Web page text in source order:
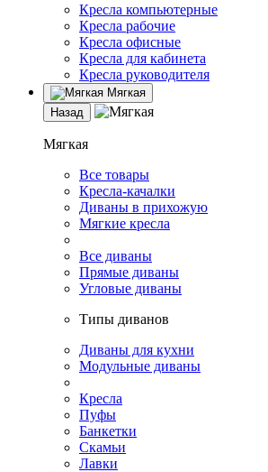
Кресла компьютерные
Кресла рабочие
Кресла офисные
Кресла для кабинета
Кресла руководителя
Мягкая
Назад
Мягкая
Все товары
Кресла-качалки
Диваны в прихожую
Мягкие кресла
Все диваны
Прямые диваны
Угловые диваны
Типы диванов
Диваны для кухни
Модульные диваны
Кресла
Пуфы
Банкетки
Скамьи
Лавки